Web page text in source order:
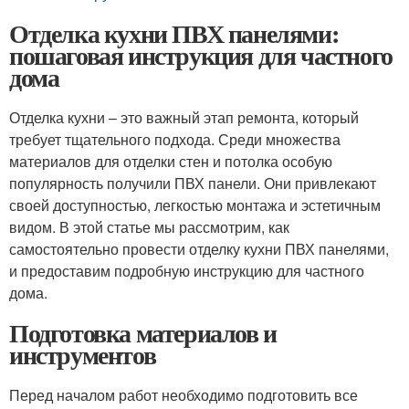
Отделка кухни ПВХ панелями:
пошаговая инструкция для частного
дома
Отделка кухни – это важный этап ремонта, который
требует тщательного подхода. Среди множества
материалов для отделки стен и потолка особую
популярность получили ПВХ панели. Они привлекают
своей доступностью, легкостью монтажа и эстетичным
видом. В этой статье мы рассмотрим, как
самостоятельно провести отделку кухни ПВХ панелями,
и предоставим подробную инструкцию для частного
дома.
Подготовка материалов и
инструментов
Перед началом работ необходимо подготовить все